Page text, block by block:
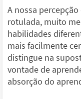
A nossa
rotulada, muito
habilidades
mais facilmente
distingue na
vontade de
absorção do